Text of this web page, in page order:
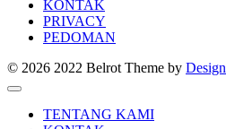
KONTAK
PRIVACY
PEDOMAN
© 2026 2022 Belrot Theme by
TENTANG KAMI